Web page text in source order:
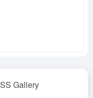
Gallery